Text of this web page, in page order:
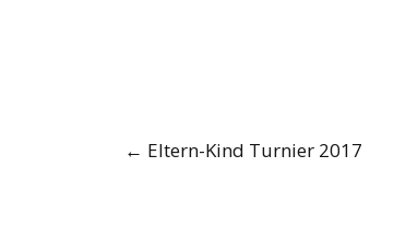
Post
navigation
← Eltern-Kind Turnier 2017